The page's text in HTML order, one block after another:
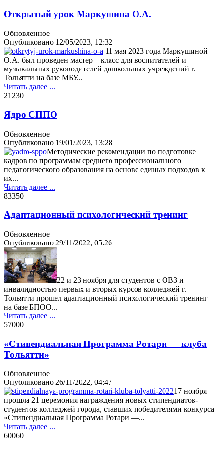
Открытый урок Маркушина О.А.
Обновленное
Опубликовано 12/05/2023, 12:32
11 мая 2023 года Маркушиной
О.А. был проведен мастер – класс для воспитателей и
музыкальных руководителей дошкольных учреждений г.
Тольятти на базе МБУ...
Читать далее ...
21230
Ядро СППО
Обновленное
Опубликовано 19/01/2023, 13:28
Методические рекомендации по подготовке
кадров по программам среднего профессионального
педагогического образования на основе единых подходов к
их...
Читать далее ...
83350
Адаптационный психологический тренинг
Обновленное
Опубликовано 29/11/2022, 05:26
22 и 23 ноября для студентов с ОВЗ и
инвалидностью первых и вторых курсов колледжей г.
Тольятти прошел адаптационный психологический тренинг
на базе БПОО...
Читать далее ...
57000
«Стипендиальная Программа Ротари — клуба
Тольятти»
Обновленное
Опубликовано 26/11/2022, 04:47
17 ноября
прошла 21 церемония награждения новых стипендиатов-
студентов колледжей города, ставших победителями конкурса
«Стипендиальная Программа Ротари —...
Читать далее ...
60060